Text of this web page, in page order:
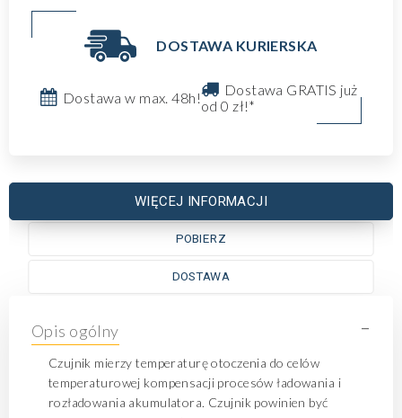
DOSTAWA KURIERSKA
Dostawa w max. 48h!
Dostawa GRATIS już
od 0 zł!*
WIĘCEJ INFORMACJI
POBIERZ
DOSTAWA
Opis ogólny -
Czujnik mierzy temperaturę otoczenia do celów
temperaturowej kompensacji procesów ładowania i
rozładowania akumulatora. Czujnik powinien być